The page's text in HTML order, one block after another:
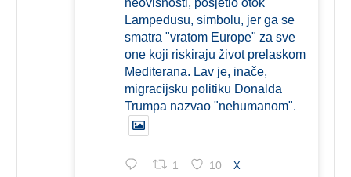
Lampedusu, simbolu, jer ga se
smatra "vratom Europe" za sve
one koji riskiraju život prelaskom
Mediterana. Lav je, inače,
migracijsku politiku Donalda
Trumpa nazvao "nehumanom".
1 10 X